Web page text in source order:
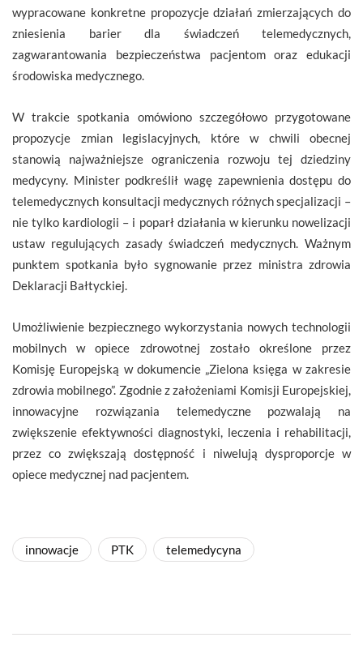
wypracowane konkretne propozycje działań zmierzających do
zniesienia barier dla świadczeń telemedycznych,
zagwarantowania bezpieczeństwa pacjentom oraz edukacji
środowiska medycznego.
W trakcie spotkania omówiono szczegółowo przygotowane
propozycje zmian legislacyjnych, które w chwili obecnej
stanowią najważniejsze ograniczenia rozwoju tej dziedziny
medycyny. Minister podkreślił wagę zapewnienia dostępu do
telemedycznych konsultacji medycznych różnych specjalizacji –
nie tylko kardiologii – i poparł działania w kierunku nowelizacji
ustaw regulujących zasady świadczeń medycznych. Ważnym
punktem spotkania było sygnowanie przez ministra zdrowia
Deklaracji Bałtyckiej.
Umożliwienie bezpiecznego wykorzystania nowych technologii
mobilnych w opiece zdrowotnej zostało określone przez
Komisję Europejską w dokumencie „Zielona księga w zakresie
zdrowia mobilnego”. Zgodnie z założeniami Komisji Europejskiej,
innowacyjne rozwiązania telemedyczne pozwalają na
zwiększenie efektywności diagnostyki, leczenia i rehabilitacji,
przez co zwiększają dostępność i niwelują dysproporcje w
opiece medycznej nad pacjentem.
innowacje PTK telemedycyna